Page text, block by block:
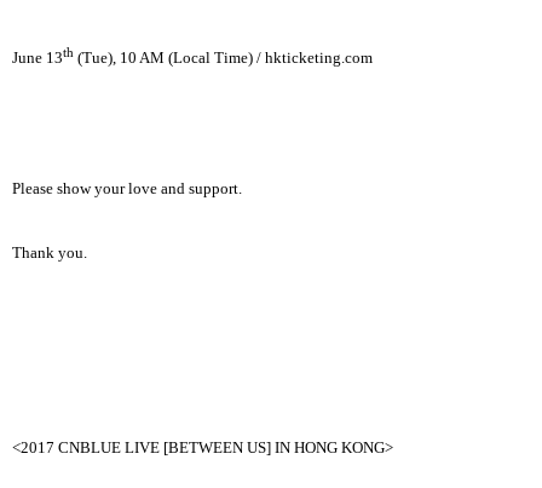
June 13th (Tue), 10 AM (Local Time) / hkticketing.com
Please show your love and support.
Thank you.
<2017 CNBLUE LIVE [BETWEEN US] IN HONG KONG>